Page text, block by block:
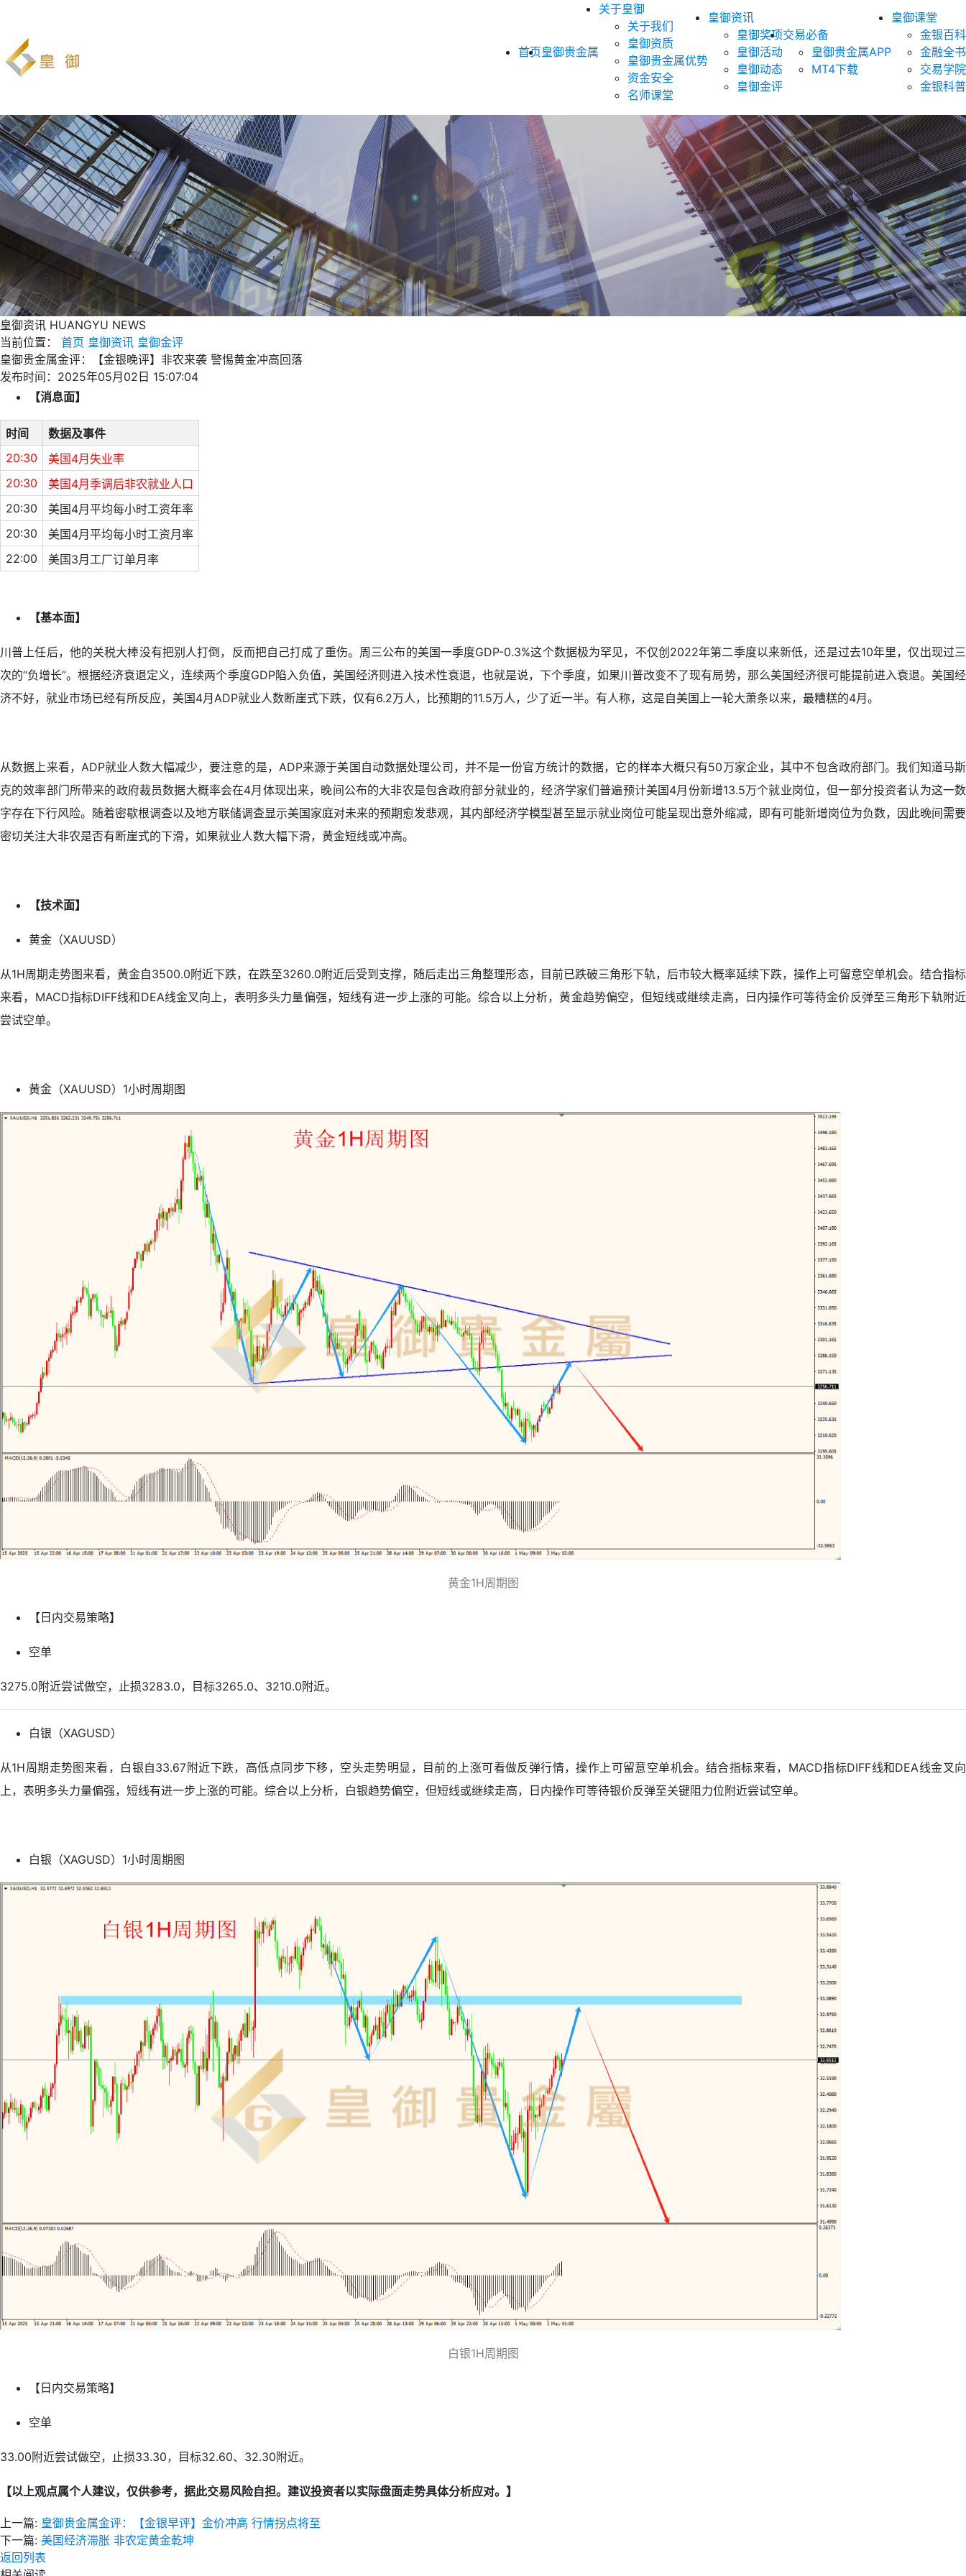
首页皇御贵金属
关于皇御
关于我们
皇御资质
皇御贵金属优势
资金安全
名师课堂
皇御资讯
皇御奖项
皇御活动
皇御动态
皇御金评
交易必备
皇御贵金属APP
MT4下载
皇御课堂
金银百科
金融全书
交易学院
金银科普
皇御资讯 HUANGYU NEWS
当前位置：
首页 皇御资讯 皇御金评
皇御贵金属金评：【金银晚评】非农来袭 警惕黄金冲高回落
发布时间：2025年05月02日 15:07:04
【消息面】
时间
数据及事件
20:30
美国4月失业率
20:30
美国4月季调后非农就业人口
20:30
美国4月平均每小时工资年率
20:30
美国4月平均每小时工资月率
22:00
美国3月工厂订单月率
【基本面】
川普上任后，他的关税大棒没有把别人打倒，反而把自己打成了重伤。周三公布的美国一季度GDP-0.3%这个数据极为罕见，不仅创2022年第二季度以来新低，还是过去10年里，仅出现过三
次的“负增长”。根据经济衰退定义，连续两个季度GDP陷入负值，美国经济则进入技术性衰退，也就是说，下个季度，如果川普改变不了现有局势，那么美国经济很可能提前进入衰退。美国经
济不好，就业市场已经有所反应，美国4月ADP就业人数断崖式下跌，仅有6.2万人，比预期的11.5万人，少了近一半。有人称，这是自美国上一轮大萧条以来，最糟糕的4月。
从数据上来看，ADP就业人数大幅减少，要注意的是，ADP来源于美国自动数据处理公司，并不是一份官方统计的数据，它的样本大概只有50万家企业，其中不包含政府部门。我们知道马斯
克的效率部门所带来的政府裁员数据大概率会在4月体现出来，晚间公布的大非农是包含政府部分就业的，经济学家们普遍预计美国4月份新增13.5万个就业岗位，但一部分投资者认为这一数
字存在下行风险。随着密歇根调查以及地方联储调查显示美国家庭对未来的预期愈发悲观，其内部经济学模型甚至显示就业岗位可能呈现出意外缩减，即有可能新增岗位为负数，因此晚间需要
密切关注大非农是否有断崖式的下滑，如果就业人数大幅下滑，黄金短线或冲高。
【技术面】
黄金（XAUUSD）
从1H周期走势图来看，黄金自3500.0附近下跌，在跌至3260.0附近后受到支撑，随后走出三角整理形态，目前已跌破三角形下轨，后市较大概率延续下跌，操作上可留意空单机会。结合指标
来看，MACD指标DIFF线和DEA线金叉向上，表明多头力量偏强，短线有进一步上涨的可能。综合以上分析，黄金趋势偏空，但短线或继续走高，日内操作可等待金价反弹至三角形下轨附近
尝试空单。
黄金（XAUUSD）1小时周期图
黄金1H周期图
【日内交易策略】
空单
3275.0附近尝试做空，止损3283.0，目标3265.0、3210.0附近。
白银（XAGUSD）
从1H周期走势图来看，白银自33.67附近下跌，高低点同步下移，空头走势明显，目前的上涨可看做反弹行情，操作上可留意空单机会。结合指标来看，MACD指标DIFF线和DEA线金叉向
上，表明多头力量偏强，短线有进一步上涨的可能。综合以上分析，白银趋势偏空，但短线或继续走高，日内操作可等待银价反弹至关键阻力位附近尝试空单。
白银（XAGUSD）1小时周期图
白银1H周期图
【日内交易策略】
空单
33.00附近尝试做空，止损33.30，目标32.60、32.30附近。
【以上观点属个人建议，仅供参考，据此交易风险自担。建议投资者以实际盘面走势具体分析应对。】
上一篇: 皇御贵金属金评：【金银早评】金价冲高 行情拐点将至
下一篇: 美国经济滞胀 非农定黄金乾坤
返回列表